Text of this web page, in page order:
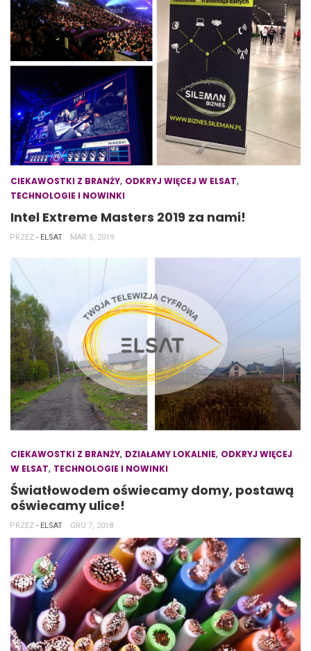
CIEKAWOSTKI Z BRANŻY, ODKRYJ WIĘCEJ W ELSAT,
TECHNOLOGIE I NOWINKI
Intel Extreme Masters 2019 za nami!
PRZEZ - ELSAT MAR 5, 2019
CIEKAWOSTKI Z BRANŻY, DZIAŁAMY LOKALNIE, ODKRYJ WIĘCEJ
W ELSAT, TECHNOLOGIE I NOWINKI
Światłowodem oświecamy domy, postawą
oświecamy ulice!
PRZEZ - ELSAT GRU 7, 2018